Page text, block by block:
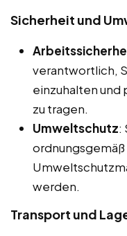
Sicherheit und
verantwortlich,
einzuhalten und
zu tragen.
Umweltschutz:
werden.
Transport und